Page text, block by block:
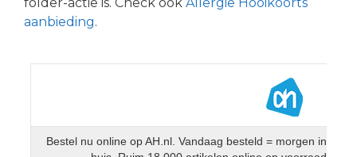
aanbieding.
Bestel nu online op AH.nl. Vandaag besteld = morgen in